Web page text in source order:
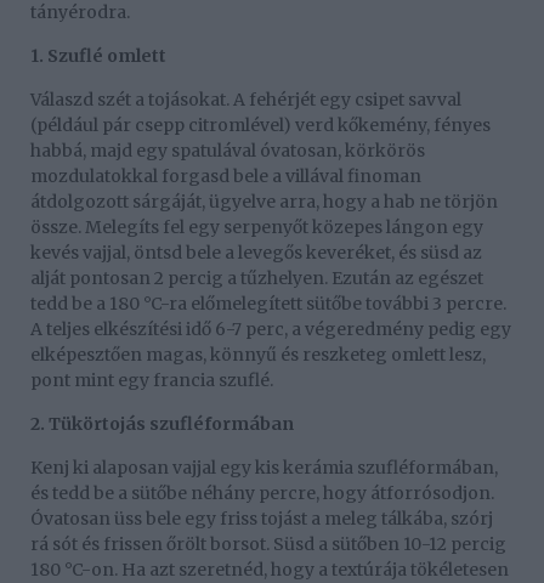
tányérodra.
1. Szuflé omlett
Válaszd szét a tojásokat. A fehérjét egy csipet savval
(például pár csepp citromlével) verd kőkemény, fényes
habbá, majd egy spatulával óvatosan, körkörös
mozdulatokkal forgasd bele a villával finoman
átdolgozott sárgáját, ügyelve arra, hogy a hab ne törjön
össze. Melegíts fel egy serpenyőt közepes lángon egy
kevés vajjal, öntsd bele a levegős keveréket, és süsd az
alját pontosan 2 percig a tűzhelyen. Ezután az egészet
tedd be a 180 °C-ra előmelegített sütőbe további 3 percre.
A teljes elkészítési idő 6-7 perc, a végeredmény pedig egy
elképesztően magas, könnyű és reszketeg omlett lesz,
pont mint egy francia szuflé.
2. Tükörtojás szufléformában
Kenj ki alaposan vajjal egy kis kerámia szufléformában,
és tedd be a sütőbe néhány percre, hogy átforrósodjon.
Óvatosan üss bele egy friss tojást a meleg tálkába, szórj
rá sót és frissen őrölt borsot. Süsd a sütőben 10-12 percig
180 °C-on. Ha azt szeretnéd, hogy a textúrája tökéletesen